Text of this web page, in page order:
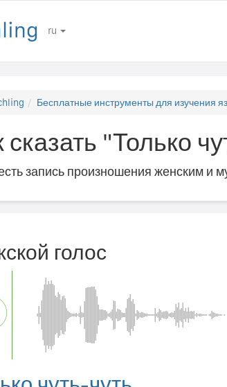
ru
Бесплатные инструменты для изучения
сказать "Только
запись произношения женским и
голос